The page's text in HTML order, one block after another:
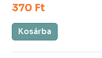
370 Ft
Kosárba